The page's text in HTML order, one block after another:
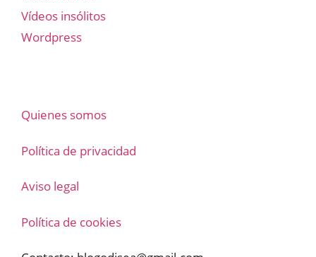
Vídeos insólitos
Wordpress
Quienes somos
Política de privacidad
Aviso legal
Política de cookies